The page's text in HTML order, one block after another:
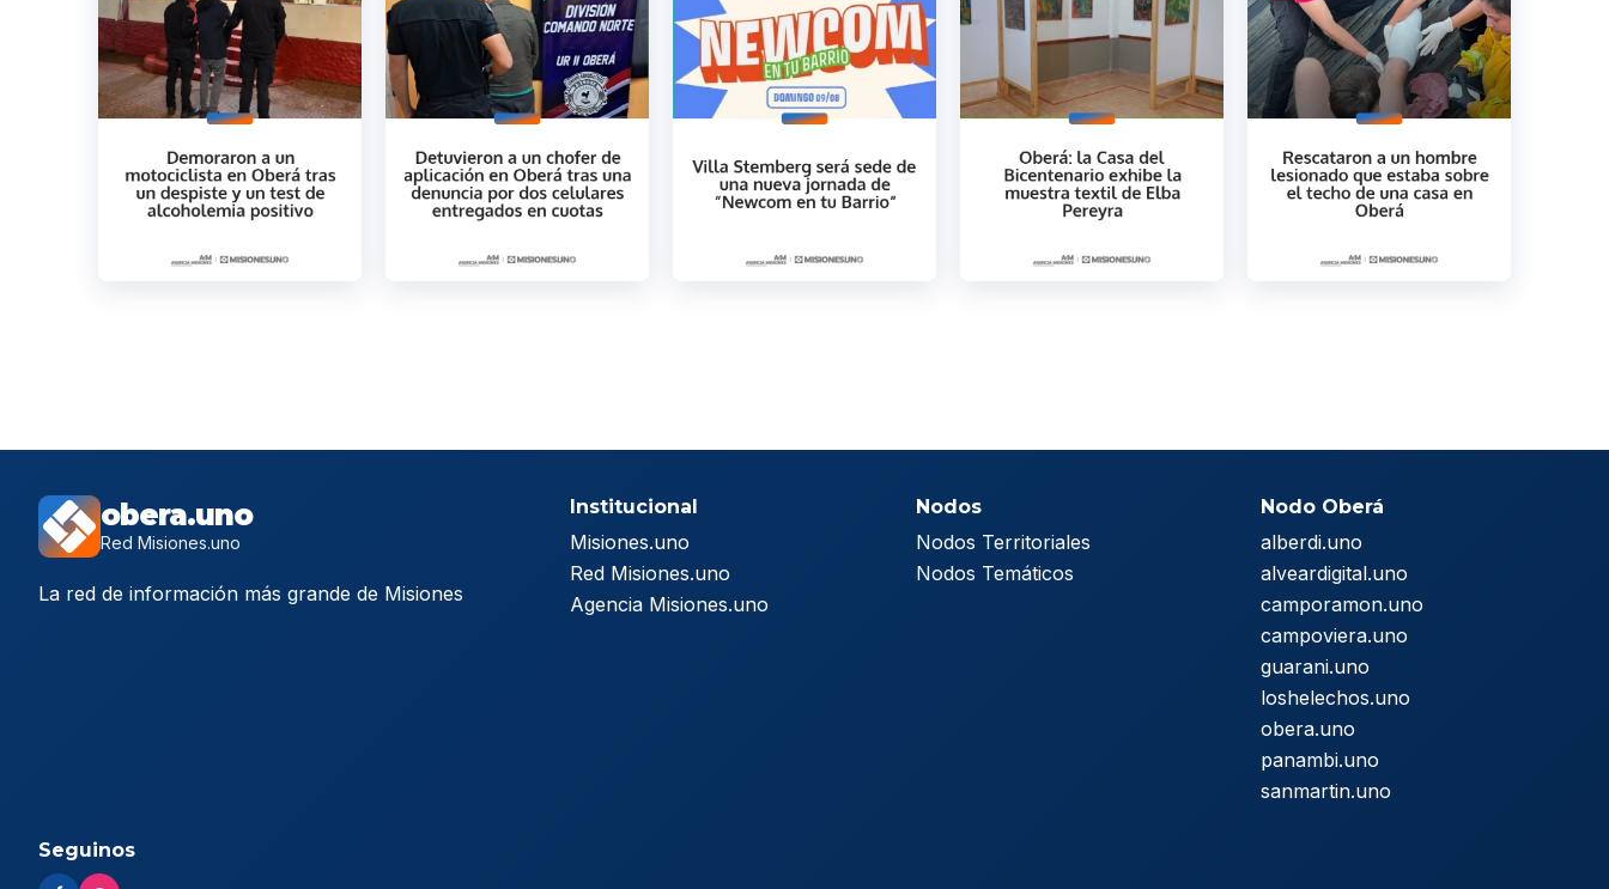
obera.uno
Red Misiones.uno
La red de información más grande de Misiones
Institucional
Misiones.uno
Red Misiones.uno
Agencia Misiones.uno
Nodos
Nodos Territoriales
Nodos Temáticos
Nodo Oberá
alberdi.uno
alveardigital.uno
camporamon.uno
campoviera.uno
guarani.uno
loshelechos.uno
obera.uno
panambi.uno
sanmartin.uno
Seguinos